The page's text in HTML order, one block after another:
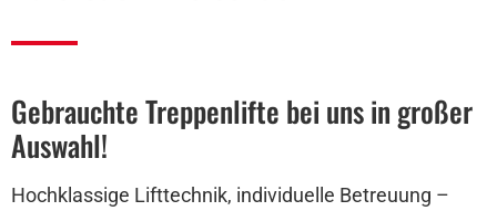
Gebrauchte Treppenlifte bei uns in großer
Auswahl!
Hochklassige Lifttechnik, individuelle Betreuung –